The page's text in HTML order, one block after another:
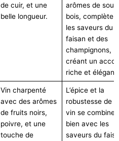
de cuir, et une
belle longueur.
arômes de
bois, complète
les saveurs du
faisan et des
champignons,
créant un
riche et élégant.
Vin charpenté
avec des arômes
de fruits noirs,
poivre, et une
touche de
L’épice et la
robustesse de
vin se
bien avec les
saveurs du